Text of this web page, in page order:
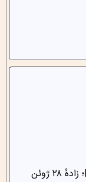
نوریکا فوجیوارا (انگلیسی: Norika Fujiwara؛ زادهٔ ۲۸ ژوئن